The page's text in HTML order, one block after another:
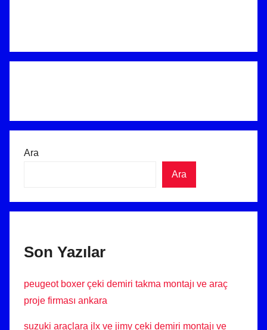
Ara
Ara
Son Yazılar
peugeot boxer çeki demiri takma montajı ve araç
proje firması ankara
suzuki araçlara jlx ve jimy çeki demiri montajı ve